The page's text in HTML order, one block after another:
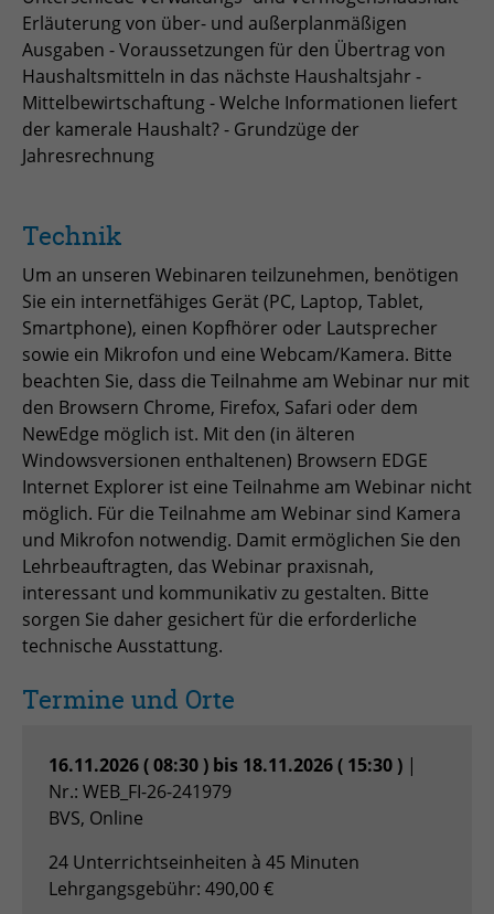
Erläuterung von über- und außerplanmäßigen
Ausgaben - Voraussetzungen für den Übertrag von
Haushaltsmitteln in das nächste Haushaltsjahr -
Mittelbewirtschaftung - Welche Informationen liefert
der kamerale Haushalt? - Grundzüge der
Jahresrechnung
Technik
Um an unseren Webinaren teilzunehmen, benötigen
Sie ein internetfähiges Gerät (PC, Laptop, Tablet,
Smartphone), einen Kopfhörer oder Lautsprecher
sowie ein Mikrofon und eine Webcam/Kamera. Bitte
beachten Sie, dass die Teilnahme am Webinar nur mit
den Browsern Chrome, Firefox, Safari oder dem
NewEdge möglich ist. Mit den (in älteren
Windowsversionen enthaltenen) Browsern EDGE
Internet Explorer ist eine Teilnahme am Webinar nicht
möglich. Für die Teilnahme am Webinar sind Kamera
und Mikrofon notwendig. Damit ermöglichen Sie den
Lehrbeauftragten, das Webinar praxisnah,
interessant und kommunikativ zu gestalten. Bitte
sorgen Sie daher gesichert für die erforderliche
technische Ausstattung.
Termine und Orte
16.11.2026 ( 08:30 ) bis 18.11.2026 ( 15:30 ) |
Nr.: WEB_FI-26-241979
BVS, Online
24 Unterrichtseinheiten à 45 Minuten
Lehrgangsgebühr: 490,00 €
zu speichern.
Name SgCookieOptin.lastPreferences
Anbieter
Zweck
zufällig generierte ID, für die
historische Speicherung Ihrer
vorgenommen Einstellungen, falls der
Webseiten-Betreiber dies eingestellt
hat.
Name fe_typo_usr
Anbieter TYPO3
Laufzeit Session
Zweck Login geschlossener Bereich
Anbieter TYPO3
Laufzeit 1 Monat
Zweck
Name be_typo3_user
Name _pk_id
Anbieter Matomo
Laufzeit 1 Jahr
Name _pk_ses
Anbieter Matomo
Laufzeit 30 min
Zweck
Tracking Nutzerverhalten beim Besuch
der Webseite
Cookie-Informationen anzeigen
Einblendung von 3rd Party Content
Wir verwenden 3rd Party Content, um zusätzliche Inhalte
anzubieten, die wir nicht selbst speichern, die aber für
Webseitenbesucher nützlich sind, z.B. Kartendienste